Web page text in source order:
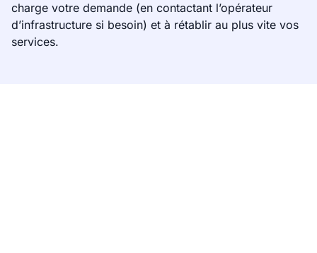
charge votre demande (en contactant l’opérateur
d’infrastructure si besoin) et à rétablir au plus vite vos
services.